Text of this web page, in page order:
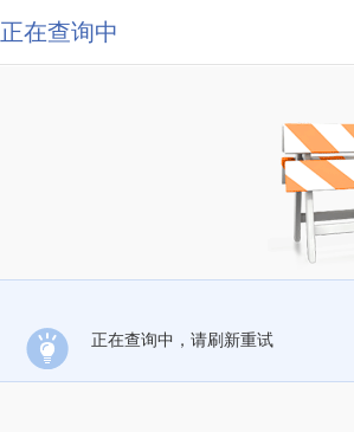
正在查询中
正在查询中，请刷新重试